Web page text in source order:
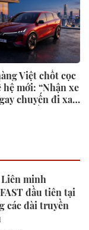
Việt chốt cọc
hệ mới: “Nhận xe
chuyến đi xa,
minh
đầu tiên tại
các đài truyền